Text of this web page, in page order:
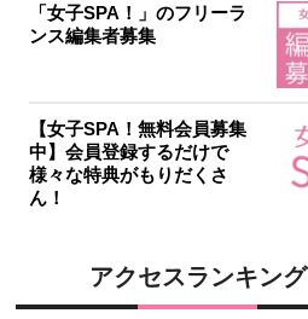
「女子SPA！」のフリーラ
ンス編集者募集
【女子SPA！無料会員募集
中】会員登録するだけで
様々な特典がもりだくさ
ん！
アクセスランキング